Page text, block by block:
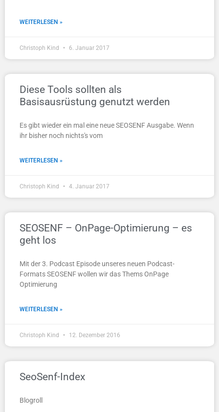
WEITERLESEN »
Christoph Kind 6. Januar 2017
Diese Tools sollten als
Basisausrüstung genutzt werden
Es gibt wieder ein mal eine neue SEOSENF Ausgabe. Wenn
ihr bisher noch nichts's vom
WEITERLESEN »
Christoph Kind 4. Januar 2017
SEOSENF – OnPage-Optimierung – es
geht los
Mit der 3. Podcast Episode unseres neuen Podcast-
Formats SEOSENF wollen wir das Thems OnPage
Optimierung
WEITERLESEN »
Christoph Kind 12. Dezember 2016
SeoSenf-Index
Blogroll